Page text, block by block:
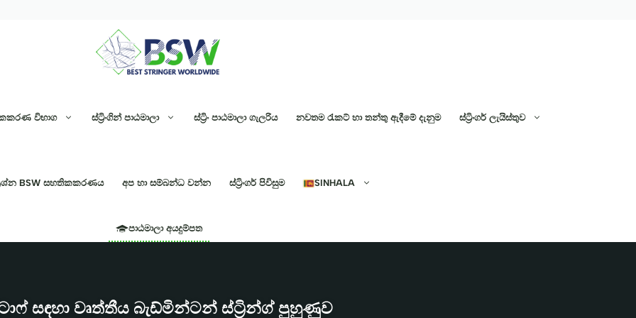
විභාග ස්ට්‍රිංගින් පාඨමාලා ස්ට්‍රිං පාඨමාලා ගැලරිය නවතම රැකට් හා තන්තු ඇදීමේ දැනුම ස්ට්‍රිංගර් ලැයිස්තුව
BSW සහතිකකරණය අප හා සම්බන්ධ වන්න ස්ට්‍රිංගර් පිවිසුම SINHALA
පාඨමාලා අයදුම්පත
සඳහා වෘත්තීය බැඩ්මින්ටන් ස්ට්‍රින්ග් පුහුණුව